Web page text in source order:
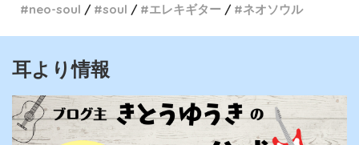
neo-soul
soul エレキギター ネオソウル
耳より情報